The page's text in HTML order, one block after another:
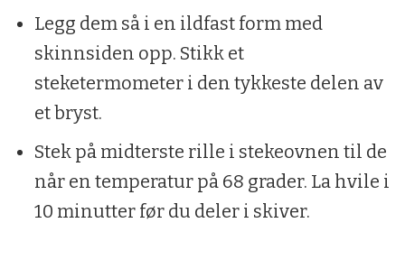
Legg dem så i en ildfast form med
skinnsiden opp. Stikk et
steketermometer i den tykkeste delen av
et bryst.
Stek på midterste rille i stekeovnen til de
når en temperatur på 68 grader. La hvile i
10 minutter før du deler i skiver.